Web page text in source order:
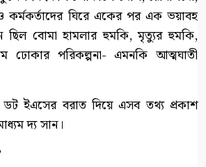
কর্মকর্তাদের ঘিরে একের পর এক ভয়াবহ
ছিল বোমা হামলার হুমকি, মৃত্যুর হুমকি,
ঢোকার পরিকল্পনা- এমনকি আত্মঘাতী
ইএসের বরাত দিয়ে এসব তথ্য প্রকাশ
দ্য সান।